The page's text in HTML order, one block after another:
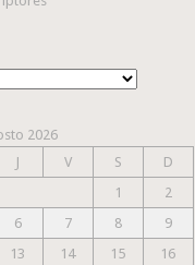
2026
J V S
D
1
2
6 7 8
9
13 14 15
16